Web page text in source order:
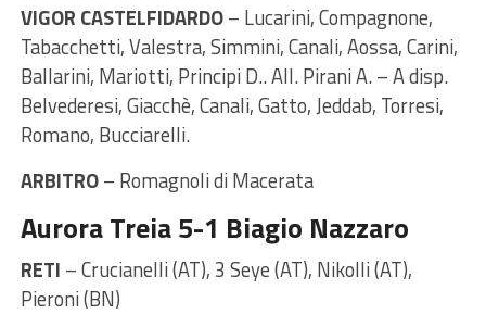
VIGOR CASTELFIDARDO– Lucarini, Compagnone,
Tabacchetti, Valestra, Simmini, Canali, Aossa, Carini,
Ballarini, Mariotti, Principi D.. All. Pirani A. – A disp.
Belvederesi, Giacchè, Canali, Gatto, Jeddab, Torresi,
Romano, Bucciarelli.
ARBITRO– Romagnoli di Macerata
Aurora Treia 5-1 Biagio Nazzaro
RETI – Crucianelli (AT), 3 Seye (AT), Nikolli (AT),
Pieroni (BN)